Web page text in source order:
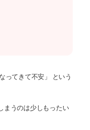
ってきて不安」 という
まうのは少しもったい